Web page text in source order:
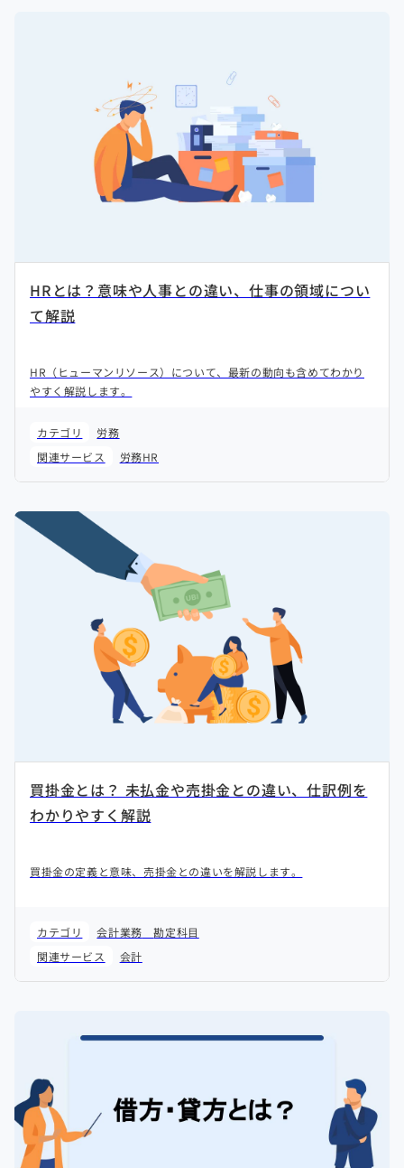
HRとは？意味や人事との違い、仕事の領域につい
て解説
HR（ヒューマンリソース）について、最新の動向も含めてわかり
やすく解説します。
カテゴリ
労務
関連サービス
労務HR
買掛金とは？ 未払金や売掛金との違い、仕訳例を
わかりやすく解説
買掛金の定義と意味、売掛金との違いを解説します。
カテゴリ 会計業務
勘定科目
関連サービス
会計